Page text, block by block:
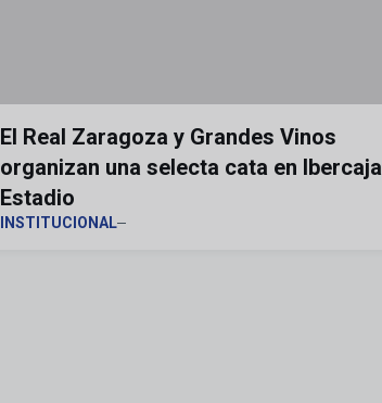
El Real Zaragoza y Grandes Vinos
organizan una selecta cata en Ibercaja
Estadio
INSTITUCIONAL